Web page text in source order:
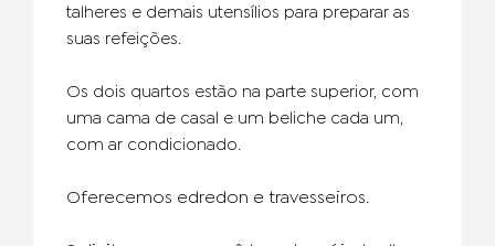
talheres e demais utensí­lios para preparar as
suas refeições.
Os dois quartos estão na parte superior, com
uma cama de casal e um beliche cada um,
com ar condicionado.
Oferecemos edredon e travesseiros.